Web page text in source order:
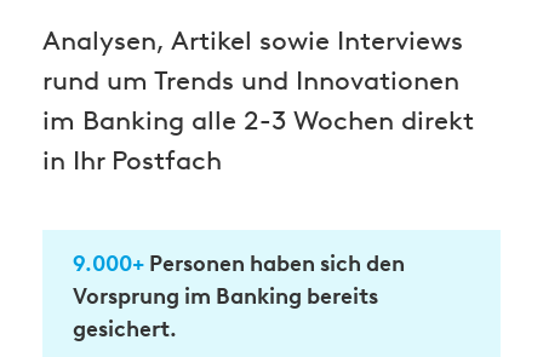
Analysen, Artikel sowie Interviews
rund um Trends und Innovationen
im Banking alle 2-3 Wochen direkt
in Ihr Postfach
9.000+ Personen haben sich den
Vorsprung im Banking bereits
gesichert.